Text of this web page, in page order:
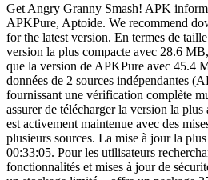
Get Angry Granny Smash! APK
APKPure, Aptoide. We recommend
for the latest version. En termes de
version la plus compacte avec 28.6
que la version de APKPure avec 45.4
données de 2 sources indépendantes
fournissant une vérification complète
assurer de télécharger la version la
est activement maintenue avec des
plusieurs sources. La mise à jour la
00:33:05. Pour les utilisateurs
fonctionnalités et mises à jour de